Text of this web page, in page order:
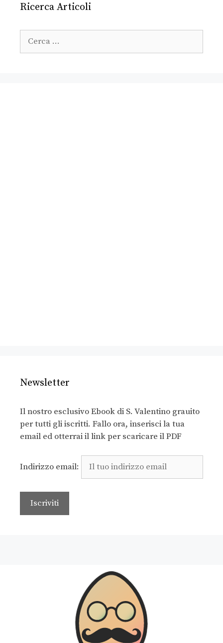
Ricerca Articoli
Newsletter
Il nostro esclusivo Ebook di S. Valentino grauito
per tutti gli iscritti. Fallo ora, inserisci la tua
email ed otterrai il link per scaricare il PDF
Indirizzo email: